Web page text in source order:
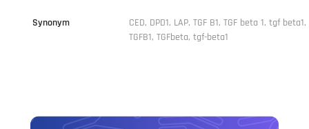
Synonym
CED, DPD1, LAP, TGF B1, TGF beta 1, tgf beta1,
TGFB1, TGFbeta, tgf-beta1